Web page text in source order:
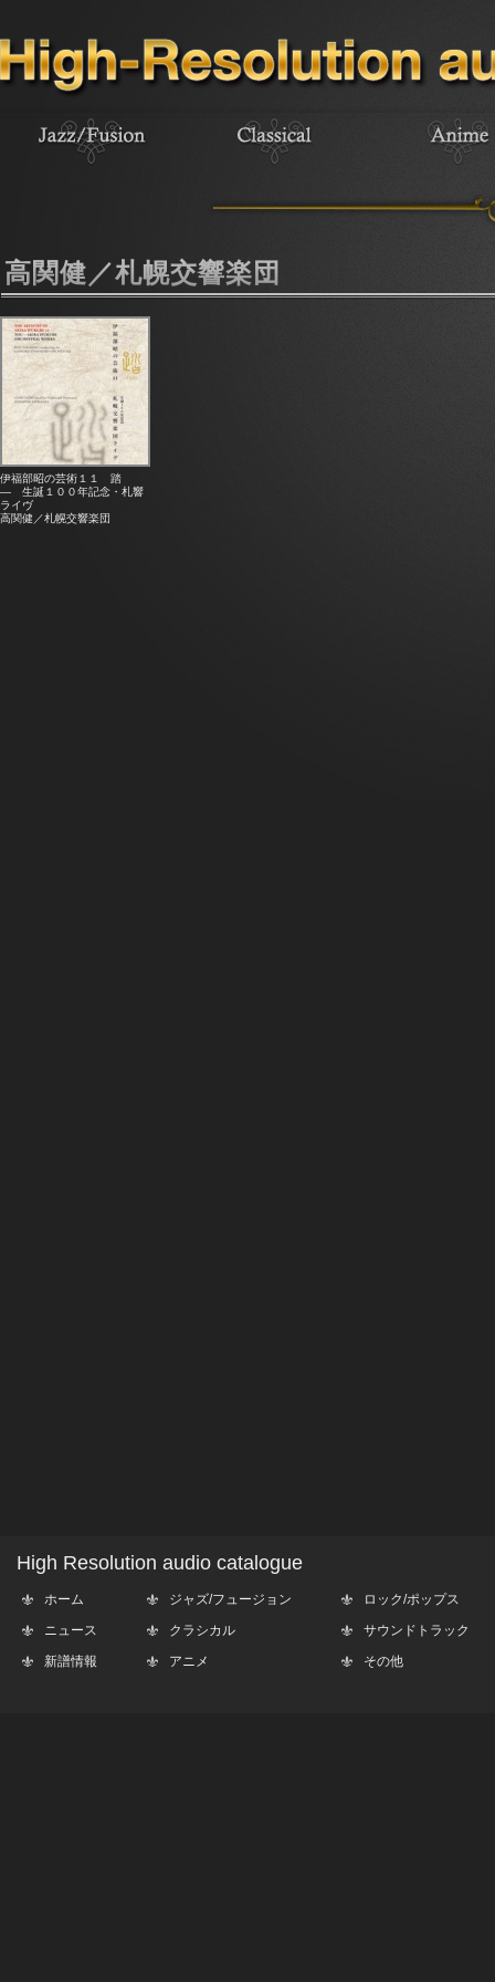
高関健／札幌交響楽団
伊福部昭の芸術１１ 踏
― 生誕１００年記念・札響
ライヴ
高関健／札幌交響楽団
High Resolution audio catalogue
ホーム
ニュース
新譜情報
ジャズ/フュージョン
クラシカル
アニメ
ロック/ポップス
サウンドトラック
その他